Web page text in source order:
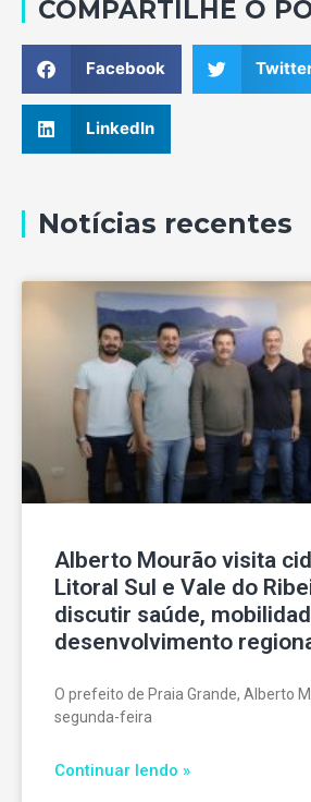
COMPARTILHE O
Facebook
LinkedIn
Notícias recentes
Alberto Mourão visita
Litoral Sul e Vale do
discutir saúde,
desenvolvimento
O prefeito de Praia Grande, Alberto
segunda-feira
Continuar lendo »